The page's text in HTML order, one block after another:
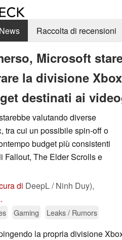
News Raccolta di recensioni
Microsoft
la divisione
destinati ai
valutando diverse
tra cui un possibile spin-off o
budget più consistenti
Fallout, The Elder Scrolls e
di DeepL / Ninh Duy),
Gaming Leaks / Rumors
la propria divisione